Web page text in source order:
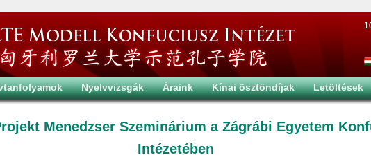
Nyelvvizsgák Áraink Kínai ösztöndíjak Letöltések
Menedzser Szeminárium a Zágrábi Egyetem
Intézetében